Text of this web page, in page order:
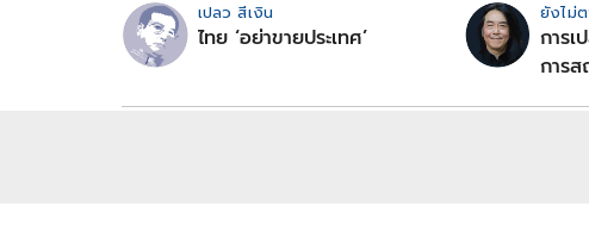
เปลว สีเงิน
ไทย ‘อย่าขายประเทศ’
ยังไม่
การเ
การ